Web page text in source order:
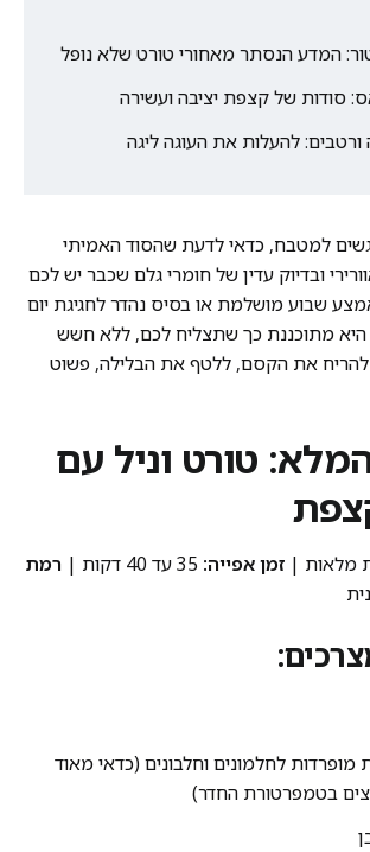
המדע הנסתר מאחורי טורט שלא נופל
סודות של קצפת יציבה ועשירה
להעלות את העוגה ליגה
למטבח, כדאי לדעת שהסוד האמיתי
ובדיוק עדין של חומרי גלם שכבר יש לכם
אמצע שבוע מושלמת או בסיס נהדר לחגיגת יום
היא מתוכננת כך שתצליח לכם, ללא חשש
להריח את הקסם, ללטף את הבלילה, פשוט
טורט וניל עם
זמן אפייה:
רמת
מופרדות לחלמונים וחלבונים (כדאי מאוד
בטמפרטורת החדר)